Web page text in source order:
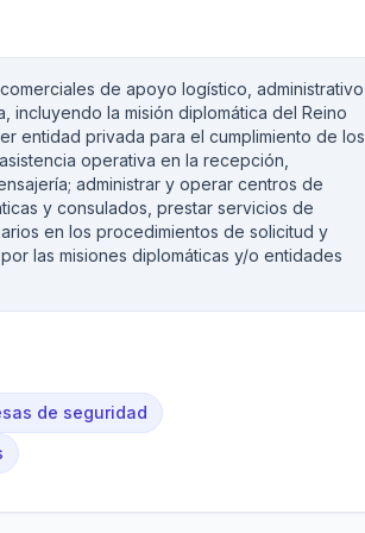
de apoyo logístico, administrativo,
incluyendo la misión diplomática del Reino
entidad privada para el cumplimiento de los
operativa en la recepción,
administrar y operar centros de
y consulados, prestar servicios de
en los procedimientos de solicitud y
las misiones diplomáticas y/o entidades
de seguridad